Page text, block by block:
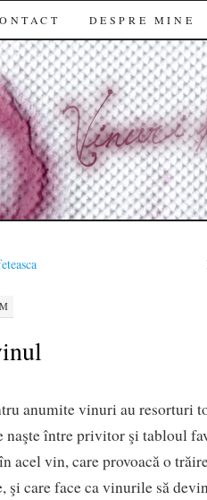
DESPRE MINE
anumite vinuri au resorturi
naşte între privitor şi tabloul
acel vin, care provoacă o
şi care face ca vinurile să